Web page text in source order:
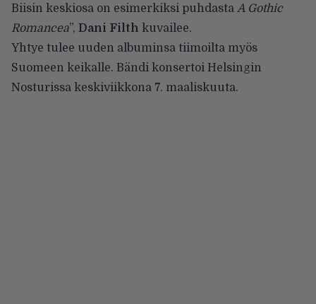
Biisin keskiosa on esimerkiksi puhdasta A Gothic
Romancea”, Dani Filth kuvailee.
Yhtye tulee uuden albuminsa tiimoilta myös
Suomeen keikalle. Bändi konsertoi Helsingin
Nosturissa keskiviikkona 7. maaliskuuta.